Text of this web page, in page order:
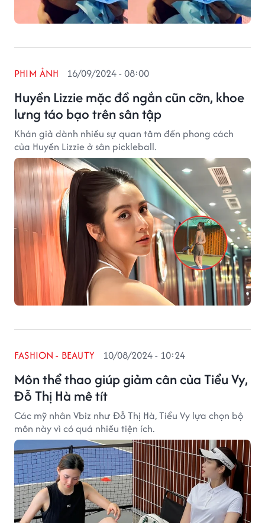
Huyền Lizzie mặc đồ ngắn cũn cỡn, khoe
lưng táo bạo trên sân tập
PHIM ẢNH 16/09/2024 - 08:00
Khán giả dành nhiều sự quan tâm đến phong cách
của Huyền Lizzie ở sân pickleball.
Môn thể thao giúp giảm cân của Tiểu Vy,
Đỗ Thị Hà mê tít
FASHION - BEAUTY 10/08/2024 - 10:24
Các mỹ nhân Vbiz như Đỗ Thị Hà, Tiểu Vy lựa chọn bộ
môn này vì có quá nhiều tiện ích.